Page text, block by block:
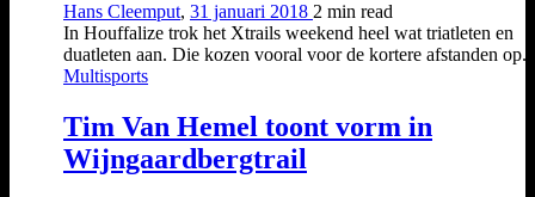
Hans Cleemput, 31 januari 2018 2 min read
In Houffalize trok het Xtrails weekend heel wat triatleten en
duatleten aan. Die kozen vooral voor de kortere afstanden op...
Multisports
Tim Van Hemel toont vorm in
Wijngaardbergtrail